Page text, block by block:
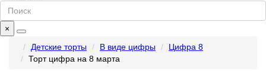
×
Детские торты
В виде цифры
Цифра 8
Торт цифра на 8 марта